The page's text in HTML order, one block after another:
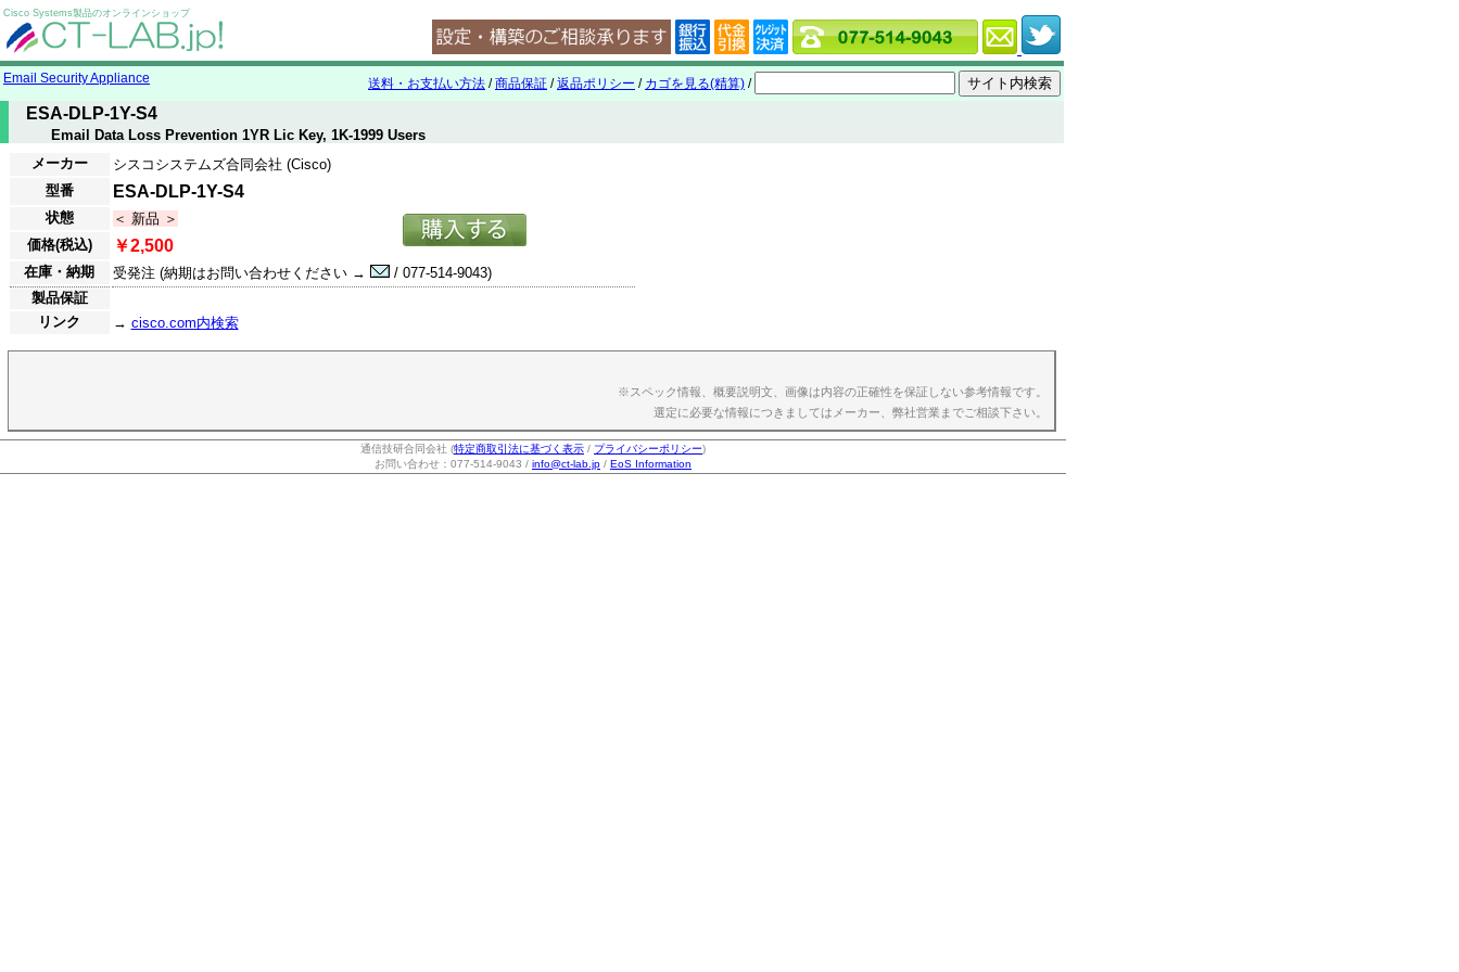
Cisco Systems製品のオンラインショップ
Email Security Appliance 送料・お支払い方法 /商品保証 /返品ポリシー / カゴを見る(精算) /
ESA-DLP-1Y-S4
Email Data Loss Prevention 1YR Lic Key, 1K-1999 Users
メーカー
シスコシステムズ合同会社 (Cisco)
型番
ESA-DLP-1Y-S4
状態
＜ 新品 ＞
価格(税込)
￥2,500
在庫・納期 受発注 (納期はお問い合わせください →
/ 077-514-9043)
製品保証
リンク
→ cisco.com内検索
※スペック情報、概要説明文、画像は内容の正確性を保証しない参考情報です。
選定に必要な情報につきましてはメーカー、弊社営業までご相談下さい。
通信技研合同会社 (特定商取引法に基づく表示 / プライバシーポリシー)
お問い合わせ：077-514-9043 / info@ct-lab.jp / EoS Information